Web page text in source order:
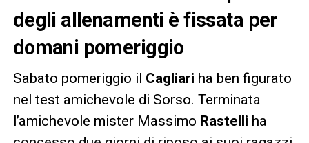
degli allenamenti è fissata per
domani pomeriggio
Sabato pomeriggio il Cagliari ha ben figurato
nel test amichevole di Sorso. Terminata
l’amichevole mister Massimo Rastelli ha